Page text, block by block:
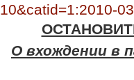
10&catid=1:2010-
О вхождении в